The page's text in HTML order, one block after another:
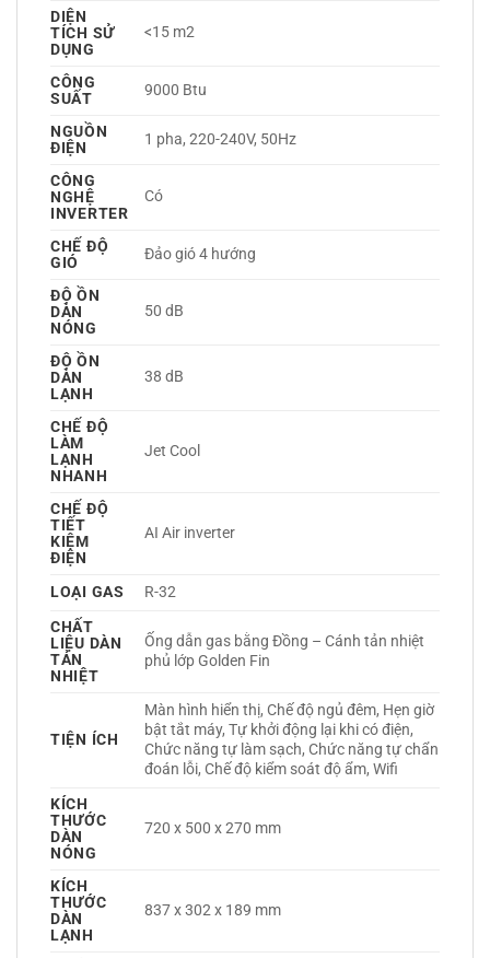
DIỆN
TÍCH SỬ
DỤNG
<15 m2
CÔNG
SUẤT
9000 Btu
NGUỒN
ĐIỆN
1 pha, 220-240V, 50Hz
CÔNG
NGHỆ
INVERTER
Có
CHẾ ĐỘ
GIÓ
Đảo gió 4 hướng
ĐỘ ỒN
DÀN
NÓNG
50 dB
ĐỘ ỒN
DÀN
LẠNH
38 dB
CHẾ ĐỘ
LÀM
LẠNH
NHANH
Jet Cool
CHẾ ĐỘ
TIẾT
KIỆM
ĐIỆN
AI Air inverter
LOẠI GAS
R-32
CHẤT
LIỆU DÀN
TẢN
NHIỆT
Ống dẫn gas bằng Đồng – Cánh tản nhiệt
phủ lớp Golden Fin
TIỆN ÍCH
Màn hình hiển thị, Chế độ ngủ đêm, Hẹn giờ
bật tắt máy, Tự khởi động lại khi có điện,
Chức năng tự làm sạch, Chức năng tự chẩn
đoán lỗi, Chế độ kiểm soát độ ẩm, Wifi
KÍCH
THƯỚC
DÀN
NÓNG
720 x 500 x 270 mm
KÍCH
THƯỚC
DÀN
LẠNH
837 x 302 x 189 mm